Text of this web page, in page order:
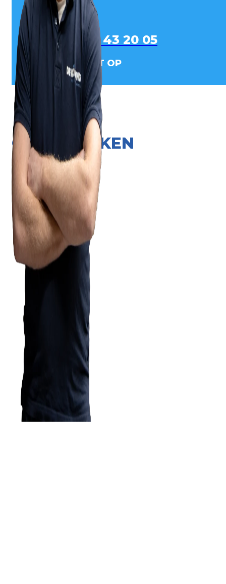
0413 - 43 20 05
NEEM CONTACT OP
ONZE MERKEN